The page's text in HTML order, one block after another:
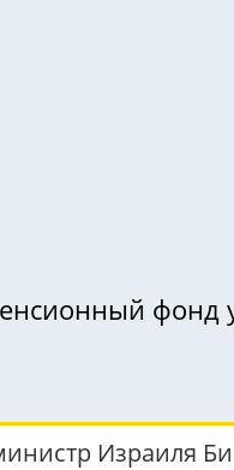
фонд
Израиля